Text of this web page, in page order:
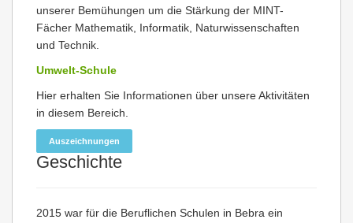
unserer Bemühungen um die Stärkung der MINT-
Fächer Mathematik, Informatik, Naturwissenschaften
und Technik.
Umwelt-Schule
Hier erhalten Sie Informationen über unsere Aktivitäten
in diesem Bereich.
Auszeichnungen
Geschichte
2015 war für die Beruflichen Schulen in Bebra ein